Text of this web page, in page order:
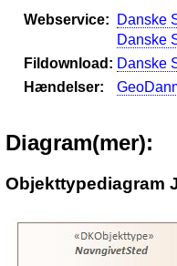
Webservice:
Danske
Danske
Fildownload: Danske
Hændelser:
Diagram(mer):
Objekttypediagram